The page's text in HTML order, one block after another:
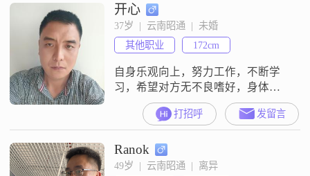
##3002##我是一个开朗爱笑的人，
平时性格独立自信，和人相处的时
候比较随和，容易和大家打成一片
##3002##我这个人比较直率真诚，
有什
开心
37岁  |  云南昭通  |  未婚
其他职业
172cm
自身乐观向上，努力工作，不断学
习，希望对方无不良嗜好，身体健
康，乐观向上，不接受离异。
打招呼 发留言
Ranok
49岁  |  云南昭通  |  离异